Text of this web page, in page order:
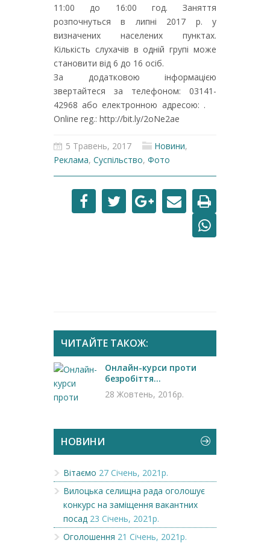
11:00 до 16:00 год. Заняття
розпочнуться в липні 2017 р. у
визначених населених пунктах.
Кількість слухачів в одній групі може
становити від 6 до 16 осіб.
За додатковою інформацією
звертайтеся за телефоном: 03141-
42968 або електронною адресою: .
Online reg.: http://bit.ly/2oNe2ae
5 Травень, 2017 Новини,
Реклама, Суспільство, Фото
ЧИТАЙТЕ ТАКОЖ:
Онлайн-курси проти
безробіття...
28 Жовтень, 2016р.
НОВИНИ
Вітаємо 27 Січень, 2021р.
Вилоцька селищна рада оголошує
конкурс на заміщення вакантних
посад 23 Січень, 2021р.
Оголошення 21 Січень, 2021р.